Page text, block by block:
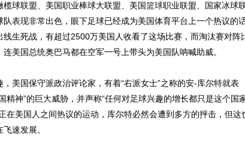
球联盟、美国职业棒球大联盟、美国篮球职业联盟、国家冰球
表现非常出色，眼下足球已经成为美国体育平台上一个热议的
线生死战，有超过2500万美国人收看了这场比赛，而淘汰赛对阵
美国总统奥巴马都在空军一号上带头为美国队呐喊助威。
国保守派政治评论家，有着“右派女士”之称的安-库尔特就表
精神”的巨大威胁，并声称“任何对足球兴趣的增长都只是这个国
在美国人之间热议的运动，库尔特必然会遭到多方的抨击，但这
速发展。